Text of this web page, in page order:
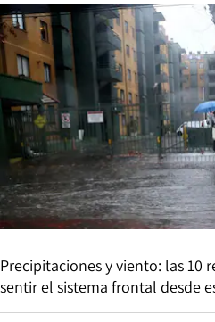
Precipitaciones y viento: las 10
sentir el sistema frontal desde